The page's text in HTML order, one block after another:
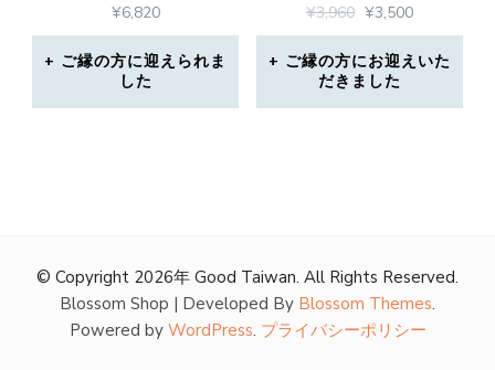
¥6,820
ご縁の方に迎えられま
した
¥3,960 元
の
価
格
は
¥3,500現
在
の
格
ご縁の方にお迎えいた
だきました
© Copyright 2026年 Good Taiwan. All Rights Reserved.
Blossom Shop | Developed By Blossom Themes.
Powered by WordPress. プライバシーポリシー